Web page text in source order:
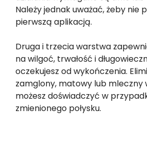
Należy jednak uważać, żeby nie
pierwszą aplikacją.
Druga i trzecia warstwa
na wilgoć, trwałość i
oczekujesz od wykończenia.
zamglony, matowy lub mleczny
możesz doświadczyć w
zmienionego połysku.